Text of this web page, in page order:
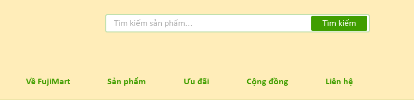
Tìm kiếm
Về FujiMart Sản phẩm Ưu đãi Cộng đồng Liên hệ